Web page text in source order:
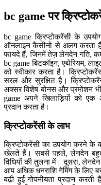
bc game पर
bc game क्रिप्टोकरेंसी के
ऑनलाइन कैसीनो से अलग करता
फायदे हैं, जिनमें तेज़ लेनदेन गति,
bc game बिटकॉइन, एथेरियम,
को स्वीकार करता है।
सरल और सुरक्षित है।
अक्सर विशेष बोनस और प्रमोशन
game अपने खिलाड़ियों को
प्रदान करता है।
क्रिप्टोकरेंसी के लाभ
क्रिप्टोकरेंसी का उपयोग करने
खेलते हैं। सबसे पहले, लेनदेन बहुत
विधियों की तुलना में। दूसरा,
आप अधिक धनराशि गेमिंग के लिए
बढ़ी हुई गोपनीयता प्रदान करती